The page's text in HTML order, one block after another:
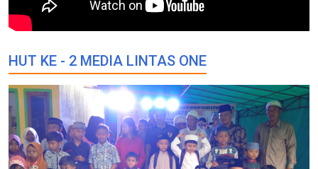
HUT KE - 2 MEDIA LINTAS ONE